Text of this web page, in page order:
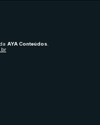
AYA Conteúdos.